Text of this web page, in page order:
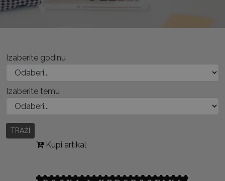
Izaberite godinu
Izaberite temu
TRAŽI
Kupi artikal